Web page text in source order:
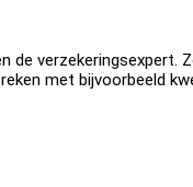
met bijvoorbeeld